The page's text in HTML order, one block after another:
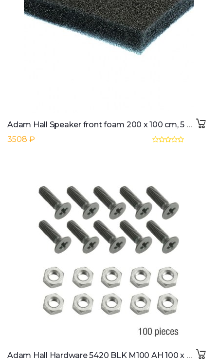
Adam Hall Speaker front foam 200 x 100 cm, 5 mm
3508 ₽
Adam Hall Hardware 5420 BLK M100 AH 100 x M3 x 10 black